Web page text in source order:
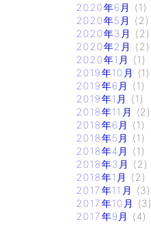
2020年6月
(1)
2020年5月
(2)
2020年3月
(2)
2020年2月
(2)
2020年1月
(1)
2019年10月
(1)
2019年6月
(1)
2019年1月
(1)
2018年11月
(2)
2018年6月
(1)
2018年5月
(1)
2018年4月
(1)
2018年3月
(2)
2018年1月
(2)
2017年11月
(3)
2017年10月
(3)
2017年9月
(4)